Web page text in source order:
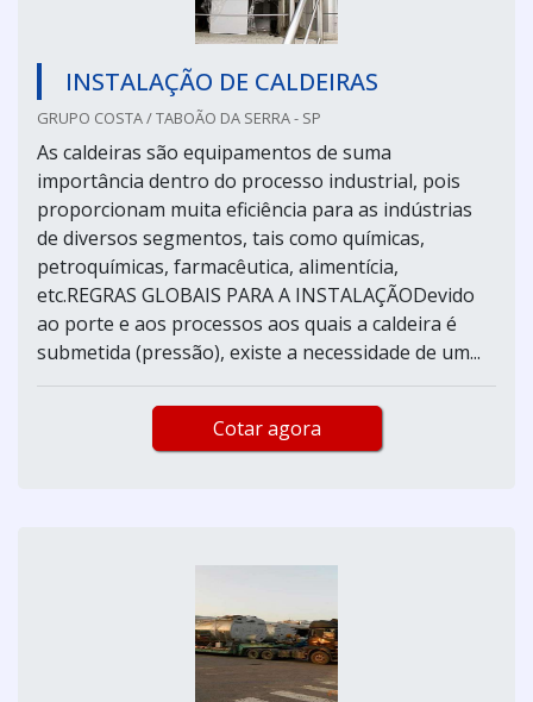
INSTALAÇÃO DE CALDEIRAS
GRUPO COSTA / TABOÃO DA SERRA - SP
As caldeiras são equipamentos de suma
importância dentro do processo industrial, pois
proporcionam muita eficiência para as indústrias
de diversos segmentos, tais como químicas,
petroquímicas, farmacêutica, alimentícia,
etc.REGRAS GLOBAIS PARA A INSTALAÇÃODevido
ao porte e aos processos aos quais a caldeira é
submetida (pressão), existe a necessidade de um...
Cotar agora